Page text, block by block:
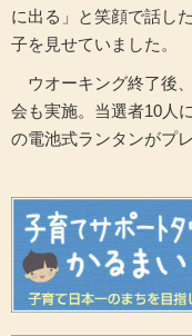
に出る」と笑顔で話し
子を見せていました。
ウオーキング終了後
会も実施。当選者10人
の電池式ランタンがプ